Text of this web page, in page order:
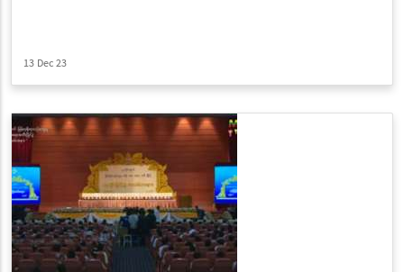
13 Dec 23